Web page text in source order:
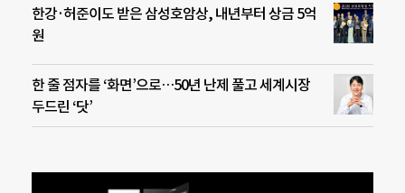
한강·허준이도 받은 삼성호암상, 내년부터 상금 5억
원
한 줄 점자를 ‘화면’으로…50년 난제 풀고 세계시장
두드린 ‘닷’